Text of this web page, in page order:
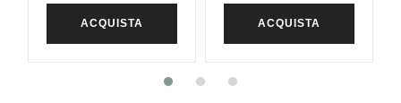
ACQUISTA ACQUISTA